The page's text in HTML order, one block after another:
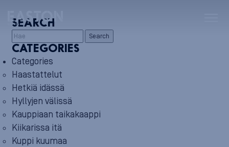
SEARCH
Search
CATEGORIES
Categories
Haastattelut
Hetkiä idässä
Hyllyjen välissä
Kauppiaan taikakaappi
Kiikarissa itä
Kuppi kuumaa